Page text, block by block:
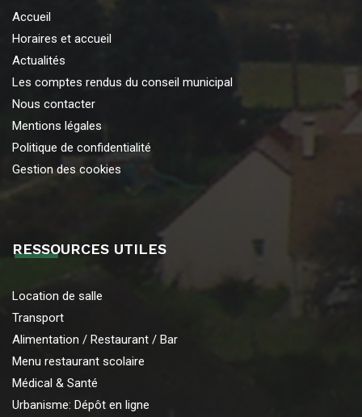
Accueil
Horaires et accueil
Actualités
Les comptes rendus du conseil municipal
Nous contacter
Mentions légales
Politique de confidentialité
Gestion des cookies
RESSOURCES UTILES
Location de salle
Transport
Alimentation / Restaurant / Bar
Menu restaurant scolaire
Médical & Santé
Urbanisme: Dépôt en ligne